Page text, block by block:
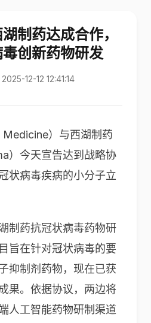
制药达成合作，
创新药物研发
12-12 12:41:14
）与西湖制药
）今天宣告达到战略协
状病毒疾病的小分子立
制药抗冠状病毒药物研
旨在针对冠状病毒的要
抑制剂药物，现在已获
果。依据协议，两边将
人工智能药物研制渠道